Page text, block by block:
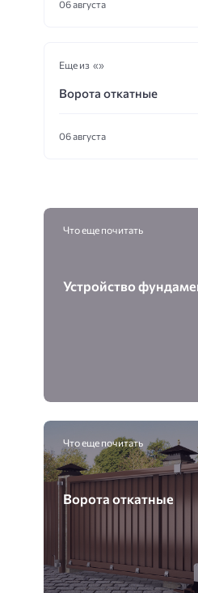
06 августа
Еще из «»
Ворота откатные
06 августа
Что еще почитать
Устройство
Что еще почитать
Ворота откатные